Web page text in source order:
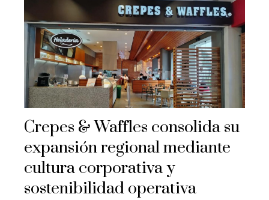
Crepes & Waffles consolida su
expansión regional mediante
cultura corporativa y
sostenibilidad operativa